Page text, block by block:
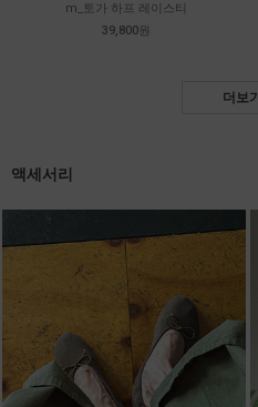
m_토가 하프 레이스티
39,800원
더보기
액세서리